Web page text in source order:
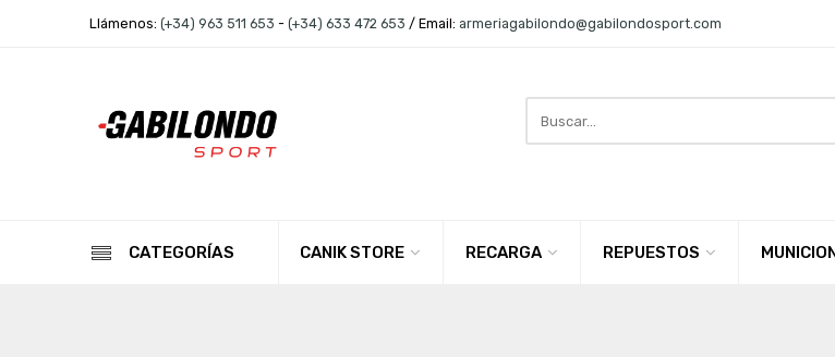
Llámenos: (+34) 963 511 653 - (+34) 633 472 653 / Email: armeriagabilondo@gabilondosport.com
here
CATEGORÍAS CANIK STORE RECARGA REPUESTOS